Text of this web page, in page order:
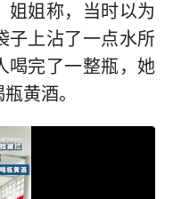
姐姐称，当时以为
子上沾了一点水所
喝完了一整瓶，她
黄酒。